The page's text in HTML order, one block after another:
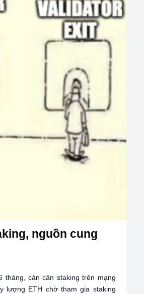
nguồn cung
cán cân staking trên mạng
lượng ETH chờ tham gia staking